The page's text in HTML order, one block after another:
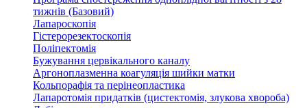
тижнів (Базовий)
Лапароскопія
Гістерорезектоскопія
Поліпектомія
Бужування цервікального каналу
Аргоноплазменна коагуляція шийки матки
Кольпорафія та перінеопластика
Лапаротомія придатків (цистектомія, злукова хвороба)